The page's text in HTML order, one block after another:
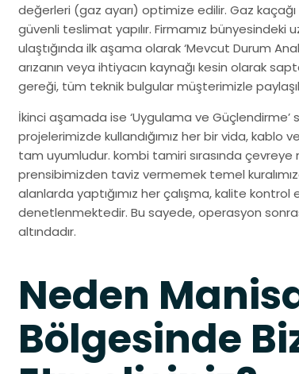
değerleri (gaz ayarı) optimize edilir. Gaz
güvenli teslimat yapılır. Firmamız
ulaştığında ilk aşama olarak ‘Mevcut Durum
arızanın veya ihtiyacın kaynağı kesin olarak
gereği, tüm teknik bulgular müşterimizle
İkinci aşamada ise ‘Uygulama ve
projelerimizde kullandığımız her bir vida,
tam uyumludur. kombi tamiri sırasında çevreye
prensibimizden taviz vermemek temel
alanlarda yaptığımız her çalışma, kalite
denetlenmektedir. Bu sayede, operasyon sonrası
altındadır.
Neden
Bölgesinde